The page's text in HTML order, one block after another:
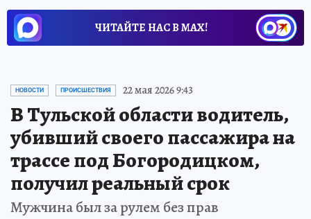
ЧИТАЙТЕ НАС В МАХ!
НОВОСТИ ПРОИСШЕСТВИЯ 22 мая 2026 9:43
В Тульской области водитель,
убивший своего пассажира на
трассе под Богородицком,
получил реальный срок
Мужчина был за рулем без прав